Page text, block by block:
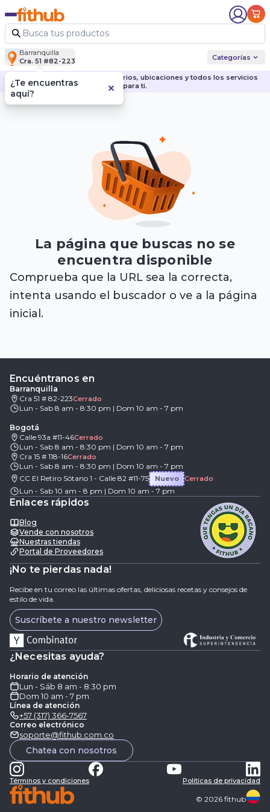
Barranquilla
Cra. 51 #82-223
Categorías
Descubre nuestras sedes, horarios, ubicaciones y todos los servicios
para ti.
La página que buscas no se
encuentra disponible
Comprueba que la URL sea la correcta,
intenta usando el buscador o ve a la página
inicial.
Encuéntranos en
Barranquilla
Cra 51 # 82-223Cerrado
Lun - Sab 8 am - 8:30 pm | Dom 10 am - 7 pm
Bogotá
Calle 93a #11-46Cerrado
Lun - Sab 8 am - 8:30 pm | Dom 10 am - 7 pm
Cra 15 # 118-16Cerrado
Lun - Sab 8 am - 8:30 pm | Dom 10 am - 7 pm
CC El Retiro Sótano 1 - Calle 82 #11-75
Nuevo Cerrado
Lun - Sab 10 am - 8 pm | Dom 10 am - 7 pm
Enlaces rápidos
Blog
Vende con nosotros
Nuestras tiendas
Portal de Proveedores
¡No te pierdas nada!
Recibe en tu correo las últimas ofertas, deliciosas recetas y consejos de
estilo de vida.
Suscríbete a nuestro newsletter
¿Necesitas ayuda?
Horario de atención
Lun - Sáb 8 am - 8:30 pm
Dom 10 am - 7 pm
Línea de atención
+57 (317) 366-7567
Correo electrónico
soporte@fithub.com.co
Chatea con nosotros
Términos y condiciones Politicas de privacidad
© 2026 fithub
¿Te encuentras
aquí?